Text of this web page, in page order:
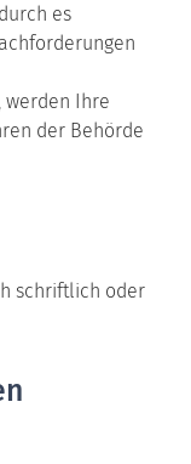
es
werden Ihre
der Behörde
schriftlich oder